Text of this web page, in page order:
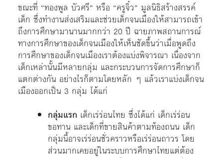
ขณะที่ “ทองพูล บัวศรี” หรือ “ครูจิ๋ว” มูลนิธิสร้างสรรค์
เด็ก ซึ่งทำงานส่งเสริมและช่วยเด็กจนเมืองให้สามารถเข้า
ถึงการศึกษามานานมากกว่า 20 ปี ฉายภาพสถานการณ์
ทางการศึกษาของเด็กจนเมืองให้เห็นชัดขึ้นว่าเมื่อพูดถึง
การศึกษาของเด็กจนเมืองเราต้องแบ่งพิจารณา เนื่องจาก
เด็กเหล่านั้นมีหลายกลุ่ม และกระบวนการจัดการศึกษาก็
แตกต่างกัน อย่างไรก็ตามโดยหลัก ๆ แล้วเราแบ่งเด็กจน
เมืองออกเป็น 3 กลุ่ม ได้แก่
กลุ่มแรก เด็กเร่ร่อนไทย ซึ่งได้แก่ เด็กเร่ร่อน
ขอทาน และเด็กที่ขายสินค้าตามท้องถนน เด็ก
กลุ่มนี้อาจเร่ร่อนชั่วคราวหรือเร่ร่อนถาวร โดย
ส่วนมากเคยอยู่ในระบบการศึกษาไทยแต่ต้อง